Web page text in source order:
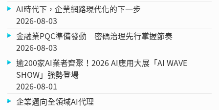
AI時代下，企業網路現代化的下一步
2026-08-03
金融業PQC準備發動 密碼治理先行掌握節奏
2026-08-03
逾200家AI業者齊聚！2026 AI應用大展「AI WAVE
SHOW」強勢登場
2026-08-01
企業邁向全領域AI代理